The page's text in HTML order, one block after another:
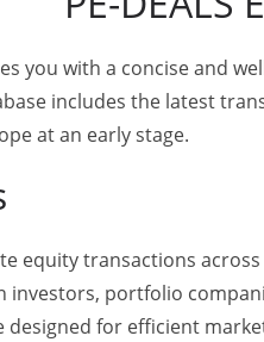
strategischen
zu fokussieren und
Unternehmens bleiben.
und
und operative Verbesserung
you with a concise and
includes the latest
at an early stage.
equity transactions
portfolio
designed for efficient